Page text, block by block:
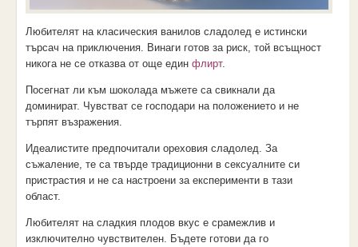
Любителят на класическия ванилов сладолед e истински
търсач на приключения. Винаги готов за риск, той всъщност
никога не се отказва от още един флирт.
Посегнат ли към шоколада мъжете са свикнали да
доминират. Чувстват се господари на положението и не
търпят възражения.
Идеалистите предпочитали ореховия сладолед. За
съжаление, те са твърде традиционни в сексуалните си
пристрастия и не са настроени за експерименти в тази
област.
Любителят на сладкия плодов вкус е срамежлив и
изключително чувствителен. Бъдете готови да го